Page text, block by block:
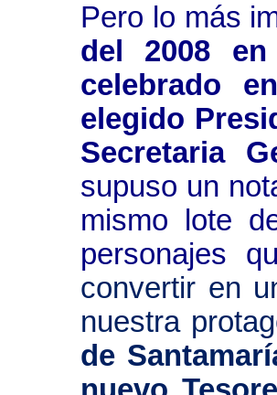
Pero lo más
del 2008
celebrado
elegido
Secretaria
supuso un
mismo lote
personajes
convertir en
nuestra
de